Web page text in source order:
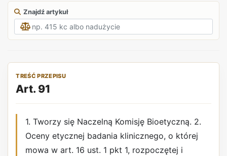
Znajdź artykuł
TREŚĆ PRZEPISU
Art. 91
1. Tworzy się Naczelną Komisję Bioetyczną. 2.
Oceny etycznej badania klinicznego, o której
mowa w art. 16 ust. 1 pkt 1, rozpoczętej i